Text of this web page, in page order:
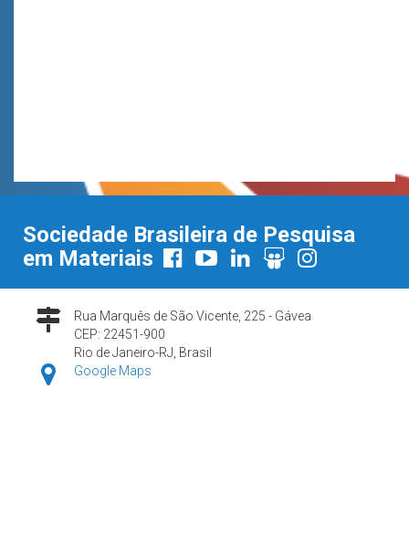
Sociedade Brasileira de Pesquisa
em Materiais
Rua Marquês de São Vicente, 225 - Gávea
CEP: 22451-900
Rio de Janeiro-RJ, Brasil
Google Maps